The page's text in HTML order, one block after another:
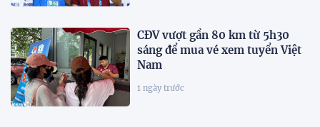
CĐV vượt gần 80 km từ 5h30
sáng để mua vé xem tuyển Việt
Nam
1 ngày trước